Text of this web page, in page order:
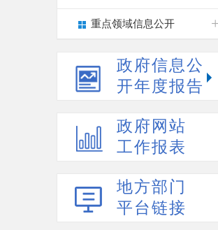
重点领域信息公开
政府信息公
开年度报告
政府网站
工作报表
地方部门
平台链接